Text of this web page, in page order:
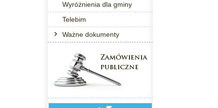
Wyróżnienia dla gminy
Telebim
Ważne dokumenty